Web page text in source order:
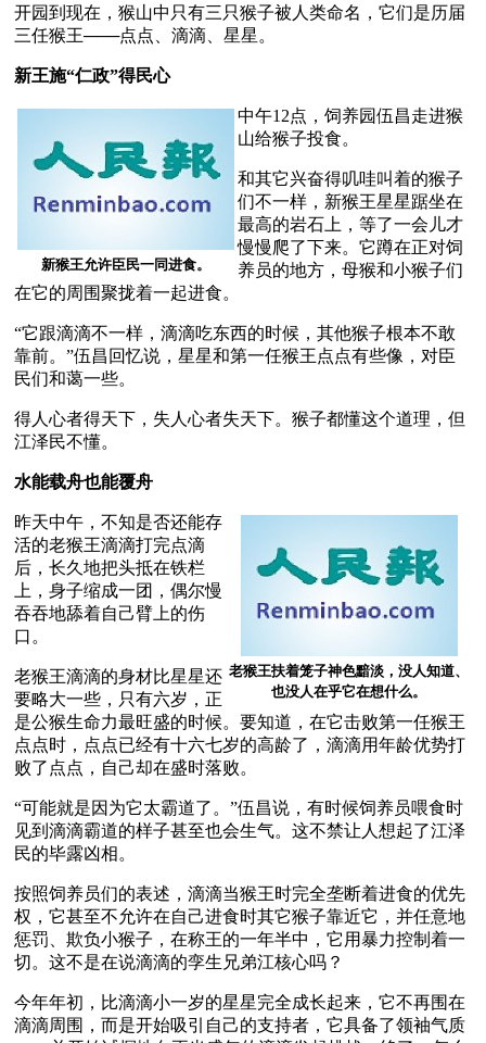
开园到现在，猴山中只有三只猴子被人类命名，它们是历届
三任猴王───点点、滴滴、星星。
新王施“仁政”得民心
新猴王允许臣民一同进食。
中午12点，饲养园伍昌走进猴
山给猴子投食。
和其它兴奋得叽哇叫着的猴子
们不一样，新猴王星星踞坐在
最高的岩石上，等了一会儿才
慢慢爬了下来。它蹲在正对饲
养员的地方，母猴和小猴子们
在它的周围聚拢着一起进食。
“它跟滴滴不一样，滴滴吃东西的时候，其他猴子根本不敢
靠前。”伍昌回忆说，星星和第一任猴王点点有些像，对臣
民们和蔼一些。
得人心者得天下，失人心者失天下。猴子都懂这个道理，但
江泽民不懂。
水能载舟也能覆舟
老猴王扶着笼子神色黯淡，没人知道、
也没人在乎它在想什么。
昨天中午，不知是否还能存
活的老猴王滴滴打完点滴
后，长久地把头抵在铁栏
上，身子缩成一团，偶尔慢
吞吞地舔着自己臂上的伤
口。
老猴王滴滴的身材比星星还
要略大一些，只有六岁，正
是公猴生命力最旺盛的时候。要知道，在它击败第一任猴王
点点时，点点已经有十六七岁的高龄了，滴滴用年龄优势打
败了点点，自己却在盛时落败。
“可能就是因为它太霸道了。”伍昌说，有时候饲养员喂食时
见到滴滴霸道的样子甚至也会生气。这不禁让人想起了江泽
民的毕露凶相。
按照饲养员们的表述，滴滴当猴王时完全垄断着进食的优先
权，它甚至不允许在自己进食时其它猴子靠近它，并任意地
惩罚、欺负小猴子，在称王的一年半中，它用暴力控制着一
切。这不是在说滴滴的孪生兄弟江核心吗？
今年年初，比滴滴小一岁的星星完全成长起来，它不再围在
滴滴周围，而是开始吸引自己的支持者，它具备了领袖气质